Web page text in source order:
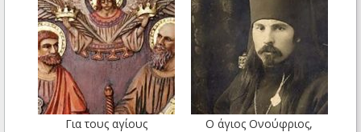
Για τους αγίους
Ο άγιος Ονούφριος,